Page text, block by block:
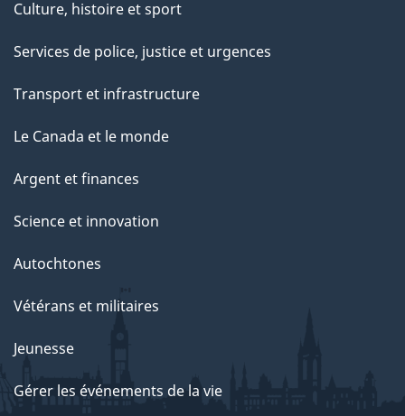
Culture, histoire et sport
Services de police, justice et urgences
Transport et infrastructure
Le Canada et le monde
Argent et finances
Science et innovation
Autochtones
Vétérans et militaires
Jeunesse
Gérer les événements de la vie